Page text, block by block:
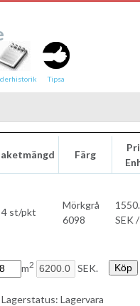
Färg
4 st/pkt
Mörkgrå
6098
SEK
m2 SEK.
Lagerstatus: Lagervara
Tipsa